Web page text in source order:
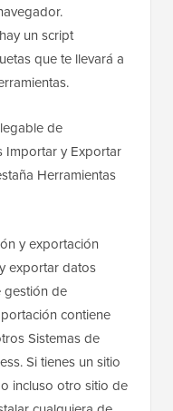
un script
que te llevará a
de
Importar y Exportar
Herramientas
y exportación
exportar datos
gestión de
contiene
Sistemas de
Si tienes un sitio
incluso otro sitio de